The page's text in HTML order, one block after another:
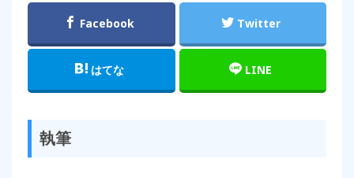
Facebook Twitter
はてな LINE
執筆